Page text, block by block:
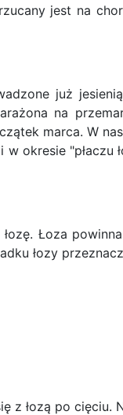
jest na
już
na
marca. W
okresie
łozę. Łoza
łozy
z łozą po